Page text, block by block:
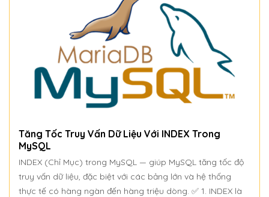
Tăng Tốc Truy Vấn Dữ Liệu Với INDEX Trong
MySQL
INDEX (Chỉ Mục) trong MySQL — giúp MySQL tăng tốc độ
truy vấn dữ liệu, đặc biệt với các bảng lớn và hệ thống
thực tế có hàng ngàn đến hàng triệu dòng. ✅ 1. INDEX là